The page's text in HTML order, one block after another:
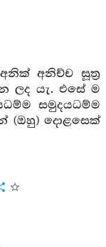
අනික් අනිච්ච සූත්‍ර
ලද යැ. එසේ ම
සමුදයධම්ම
(ඔහු) දොළසෙක්